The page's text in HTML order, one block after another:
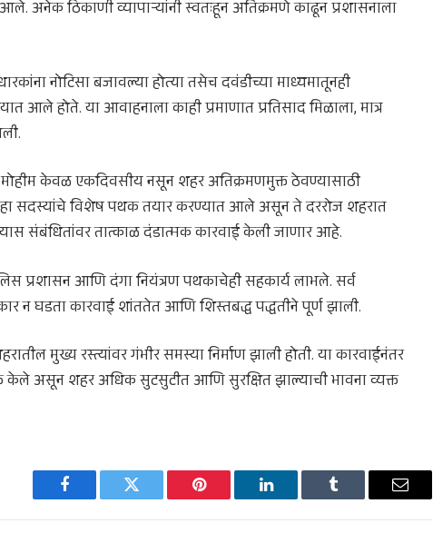
ठिकाणी व्यापाऱ्यांनी स्वतःहून अतिक्रमणे काढून प्रशासनाला
नोटिसा बजावल्या होत्या तसेच दवंडीच्या माध्यमातूनही
आले होते. या आवाहनाला काही प्रमाणात प्रतिसाद मिळाला, मात्र
केवळ एकदिवसीय नसून शहर अतिक्रमणमुक्त ठेवण्यासाठी
सदस्यांचे विशेष पथक तयार करण्यात आले असून ते दररोज शहरात
संबंधितांवर तात्काळ दंडात्मक कारवाई केली जाणार आहे.
प्रशासन आणि दंगा नियंत्रण पथकाचेही सहकार्य लाभले. सर्व
न घडता कारवाई शांततेत आणि शिस्तबद्ध पद्धतीने पूर्ण झाली.
मुख्य रस्त्यांवर गंभीर समस्या निर्माण झाली होती. या कारवाईनंतर
केले असून शहर अधिक सुटसुटीत आणि सुरक्षित झाल्याची भावना व्यक्त
Facebook Twitter Pinterest LinkedIn Tumblr Email